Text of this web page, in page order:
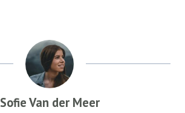
Sofie Van der Meer